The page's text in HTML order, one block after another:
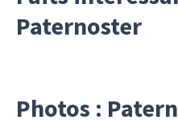
Paternoster
Photos :